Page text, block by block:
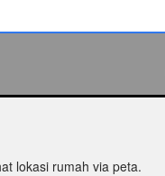
lokasi rumah via peta.